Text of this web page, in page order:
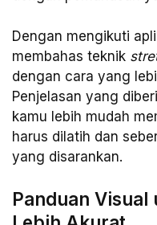
Dengan mengikuti
membahas teknik
dengan cara yang
Penjelasan yang
kamu lebih mudah
harus dilatih dan
yang disarankan.
Panduan Visual